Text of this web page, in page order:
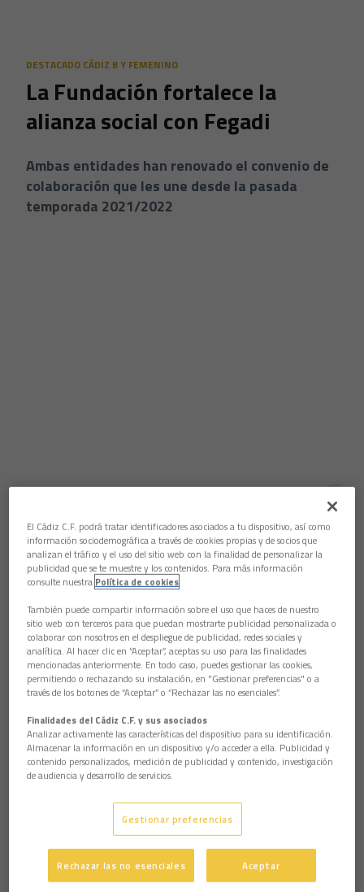
DESTACADO CÁDIZ B Y FEMENINO
La Fundación fortalece la
alianza social con Fegadi
Ambas entidades han renovado el convenio de
colaboración que les une desde la pasada
temporada 2021/2022
La Fundación Cádiz CF ha renovado el convenio de
colaboración conFegadi COCEMFE(Federación Gaditana de
Personas con Discapacidad Física y/u orgánica) en la Sala
Carranza del Estadio Nuevo Mirandilla.
En el acto de firma han estado el gerente de la Fundación y
adjunto a la presidencia del Cádiz CF,José Mata , y el
presidente de Fegadi,Francisco José Márquez.
Cabe recordar que Fegadi otorgó, el pasado mes de
noviembre en Rota, elPremio a la Responsabilidad Social
Corporativaal Cádiz CF.
FEGADI COCEMFEha fomentado el asociacionismo en toda
la provincia estando formada en la actualidad por 32
entidades miembros repartidas por la orografía gaditana y
que principalmente atienden a personas con discapacidad
Más información pinchandoaquí.
El Cádiz C.F. podrá tratar identificadores asociados a tu dispositivo, así como
información sociodemográfica a través de cookies propias y de socios que
analizan el tráfico y el uso del sitio web con la finalidad de personalizar la
publicidad que se te muestre y los contenidos. Para más información
consulte nuestra Política de cookies
También puede compartir información sobre el uso que haces de nuestro
sitio web con terceros para que puedan mostrarte publicidad personalizada o
colaborar con nosotros en el despliegue de publicidad, redes sociales y
analítica. Al hacer clic en “Aceptar”, aceptas su uso para las finalidades
mencionadas anteriormente. En todo caso, puedes gestionar las cookies,
permitiendo o rechazando su instalación, en "Gestionar preferencias" o a
través de los botones de “Aceptar” o “Rechazar las no esenciales”.
Finalidades del Cádiz C.F. y sus asociados
Analizar activamente las características del dispositivo para su identificación.
Almacenar la información en un dispositivo y/o acceder a ella. Publicidad y
contenido personalizados, medición de publicidad y contenido, investigación
de audiencia y desarrollo de servicios.
Gestionar preferencias
Rechazar las no esenciales Aceptar